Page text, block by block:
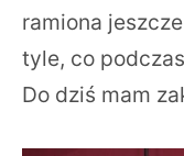
ramiona
tyle, co
Do dziś mam